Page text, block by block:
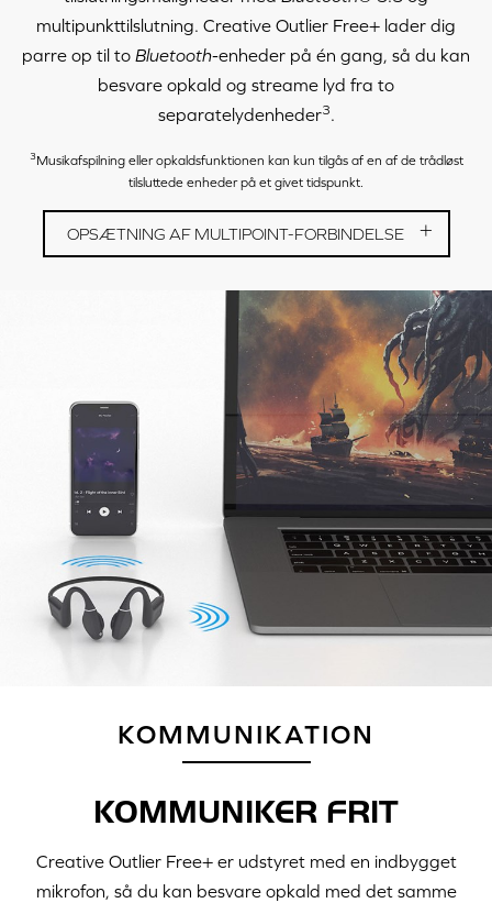
multipunkttilslutning. Creative Outlier Free+ lader dig
parre op til to Bluetooth-enheder på én gang, så du kan
besvare opkald og streame lyd fra to
separatelydenheder3.
3Musikafspilning eller opkaldsfunktionen kan kun tilgås af en af de trådløst
tilsluttede enheder på et givet tidspunkt.
OPSÆTNING AF MULTIPOINT-FORBINDELSE
KOMMUNIKATION
KOMMUNIKER FRIT
Creative Outlier Free+ er udstyret med en indbygget
mikrofon, så du kan besvare opkald med det samme